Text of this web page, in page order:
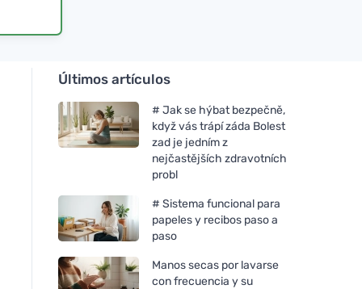
Últimos artículos
# Jak se hýbat bezpečně,
když vás trápí záda Bolest
zad je jedním z
nejčastějších zdravotních
probl
# Sistema funcional para
papeles y recibos paso a
paso
Manos secas por lavarse
con frecuencia y su